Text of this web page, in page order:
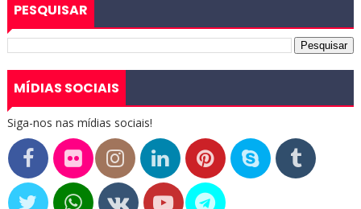
PESQUISAR
MÍDIAS SOCIAIS
Siga-nos nas mídias sociais!